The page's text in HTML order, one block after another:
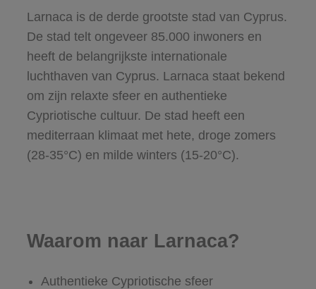
Larnaca is de derde grootste stad van Cyprus.
De stad telt ongeveer 85.000 inwoners en
heeft de belangrijkste internationale
luchthaven van Cyprus. Larnaca staat bekend
om zijn relaxte sfeer en authentieke
Cypriotische cultuur. De stad heeft een
mediterraan klimaat met hete, droge zomers
(28-35°C) en milde winters (15-20°C).
Waarom naar Larnaca?
Authentieke Cypriotische sfeer